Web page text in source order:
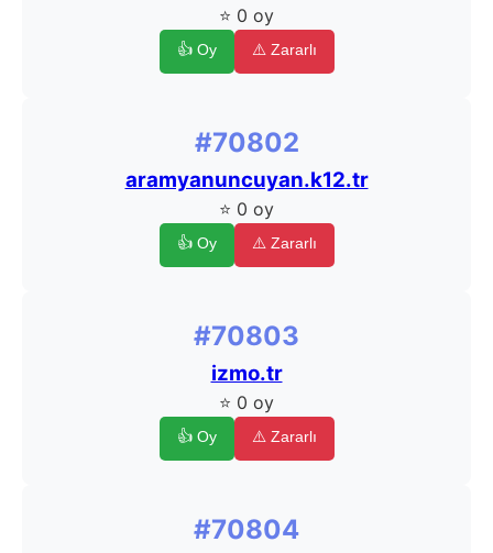
⭐ 0 oy
👍 Oy ⚠️ Zararlı
#70802
aramyanuncuyan.k12.tr
⭐ 0 oy
👍 Oy ⚠️ Zararlı
#70803
izmo.tr
⭐ 0 oy
👍 Oy ⚠️ Zararlı
#70804